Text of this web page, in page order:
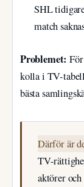
SHL
match
Problemet:
kolla i TV-
bästa
Därför är
TV-
aktörer och